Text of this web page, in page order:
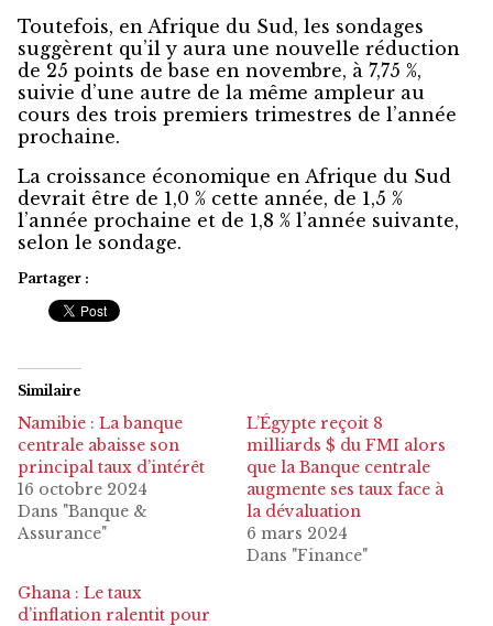
Toutefois, en Afrique du Sud, les sondages
suggèrent qu’il y aura une nouvelle réduction
de 25 points de base en novembre, à 7,75 %,
suivie d’une autre de la même ampleur au
cours des trois premiers trimestres de l’année
prochaine.
La croissance économique en Afrique du Sud
devrait être de 1,0 % cette année, de 1,5 %
l’année prochaine et de 1,8 % l’année suivante,
selon le sondage.
Partager :
Similaire
Namibie : La banque
centrale abaisse son
principal taux d’intérêt
16 octobre 2024
Dans "Banque &
Assurance"
L’Égypte reçoit 8
milliards $ du FMI alors
que la Banque centrale
augmente ses taux face à
la dévaluation
6 mars 2024
Dans "Finance"
Ghana : Le taux
d’inflation ralentit pour